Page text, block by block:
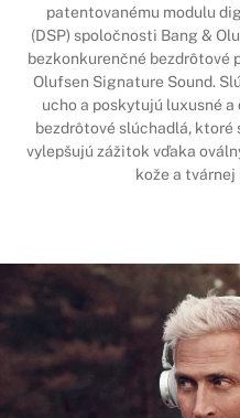
patentovanému modulu
(DSP) spoločnosti Bang &
bezkonkurenčné bezdrôtové
Olufsen Signature Sound.
ucho a poskytujú luxusné
bezdrôtové slúchadlá, ktoré
vylepšujú zážitok vďaka
kože a tvárnej